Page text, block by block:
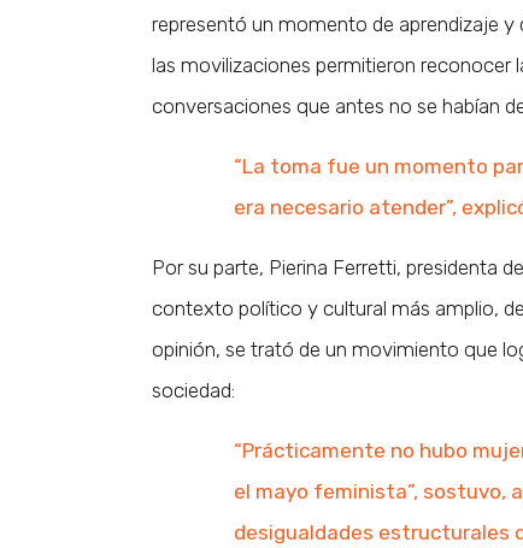
representó un momento de aprendizaje
las movilizaciones permitieron reconocer
conversaciones que antes no se habían
“La toma fue un momento
era necesario atender”,
Por su parte, Pierina Ferretti, presidenta
contexto político y cultural más amplio,
opinión, se trató de un movimiento que
sociedad:
“Prácticamente no hubo
el mayo feminista”, sostuvo,
desigualdades estructurales